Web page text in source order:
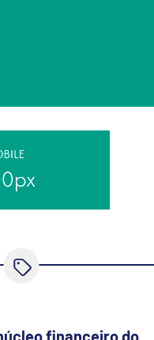
financeiro do